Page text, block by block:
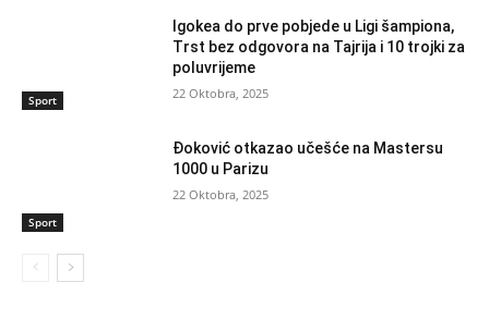
Sport
Igokea do prve pobjede u Ligi šampiona,
Trst bez odgovora na Tajrija i 10 trojki za
poluvrijeme
22 Oktobra, 2025
Sport
Đoković otkazao učešće na Mastersu
1000 u Parizu
22 Oktobra, 2025